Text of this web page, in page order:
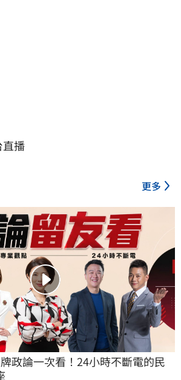
直播
更多
政論一次看！24小時不斷電的民